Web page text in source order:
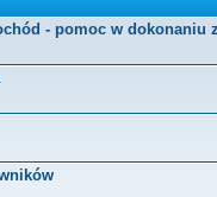
- pomoc w dokonaniu